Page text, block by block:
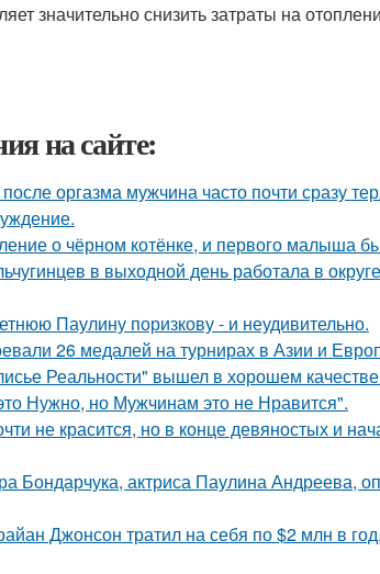
значительно снизить затраты на
на сайте:
оргазма мужчина часто почти сразу
о чёрном котёнке, и первого малыша
в выходной день работала в
Паулину поризкову - и неудивительно.
26 медалей на турнирах в Азии и
Реальности" вышел в хорошем
Нужно, но Мужчинам это не Нравится".
не красится, но в конце девяностых и
Бондарчука, актриса Паулина Андреева,
Джонсон тратил на себя по $2 млн в